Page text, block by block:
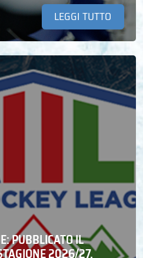
LEGGI TUTTO
PUBBLICATO IL
2026/27.